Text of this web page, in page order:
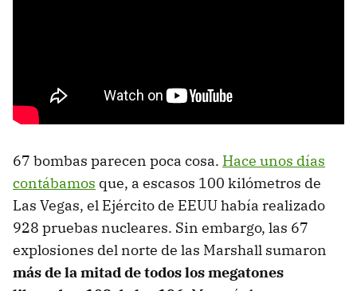
67 bombas parecen poca cosa. Hace unos días
contábamos que, a escasos 100 kilómetros de
Las Vegas, el Ejército de EEUU había realizado
928 pruebas nucleares. Sin embargo, las 67
explosiones del norte de las Marshall sumaron
más de la mitad de todos los megatones